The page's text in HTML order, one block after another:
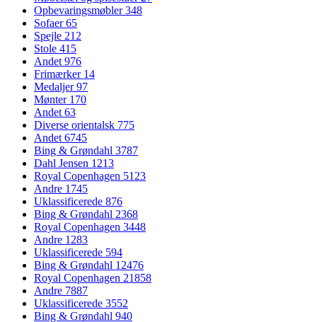
Opbevaringsmøbler348
Sofaer65
Spejle 212
Stole 415
Andet 976
Frimærker 14
Medaljer97
Mønter 170
Andet 63
Diverse orientalsk 775
Andet 6745
Bing & Grøndahl 3787
Dahl Jensen 1213
Royal Copenhagen 5123
Andre 1745
Uklassificerede 876
Bing & Grøndahl 2368
Royal Copenhagen 3448
Andre 1283
Uklassificerede 594
Bing & Grøndahl 12476
Royal Copenhagen 21858
Andre 7887
Uklassificerede 3552
Bing & Grøndahl 940